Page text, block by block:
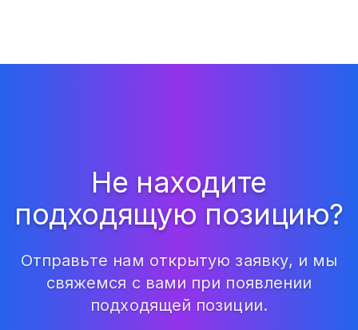
Не находите
подходящую позицию?
Отправьте нам открытую заявку, и мы
свяжемся с вами при появлении
подходящей позиции.